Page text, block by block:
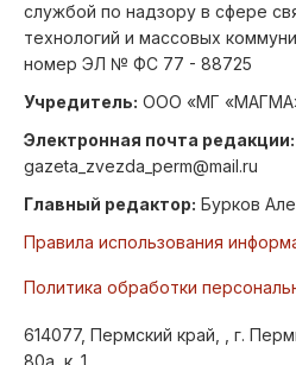
службой по надзору в сфере
технологий и массовых
номер ЭЛ № ФС 77 - 88725
Учредитель: ООО «МГ
Электронная почта редакции:
gazeta_zvezda_perm@mail.ru
Главный редактор: Бурков
Правила использования
Политика обработки
614077, Пермский край, , г.